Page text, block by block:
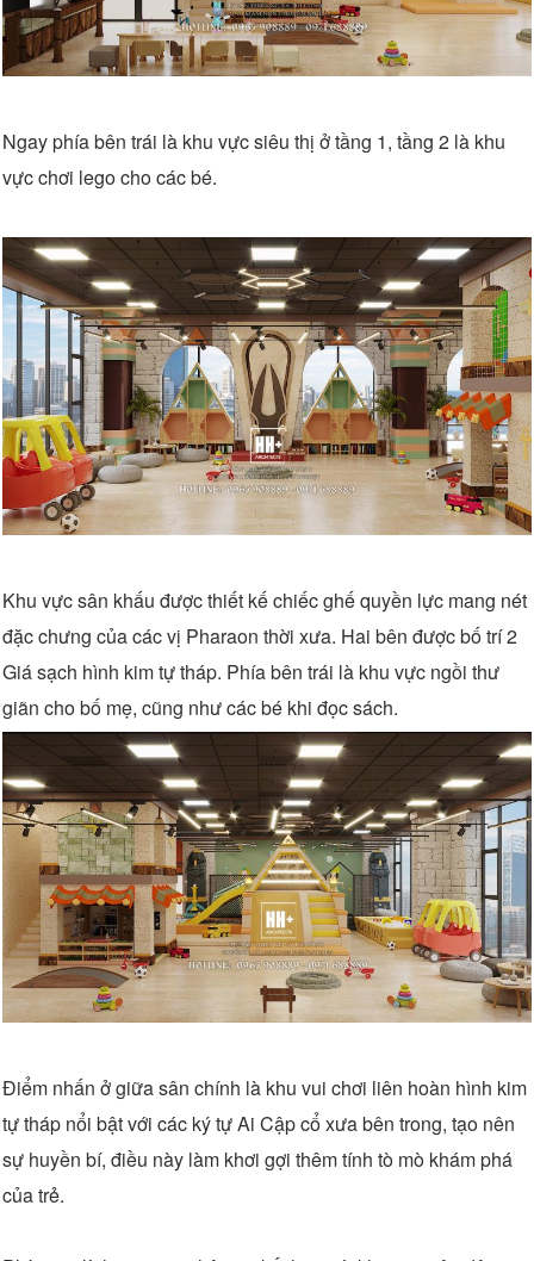
Ngay phía bên trái là khu vực siêu thị ở tầng 1, tầng 2 là khu
vực chơi lego cho các bé.
Khu vực sân khấu được thiết kế chiếc ghế quyền lực mang nét
đặc chưng của các vị Pharaon thời xưa. Hai bên được bố trí 2
Giá sạch hình kim tự tháp. Phía bên trái là khu vực ngồi thư
giãn cho bố mẹ, cũng như các bé khi đọc sách.
Điểm nhấn ở giữa sân chính là khu vui chơi liên hoàn hình kim
tự tháp nổi bật với các ký tự Ai Cập cổ xưa bên trong, tạo nên
sự huyền bí, điều này làm khơi gợi thêm tính tò mò khám phá
của trẻ.